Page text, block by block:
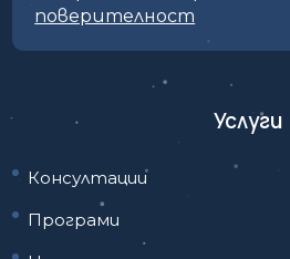
поверителност
Услуги
Консултации
Програми